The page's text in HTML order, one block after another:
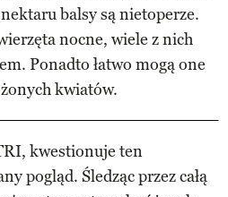
balsy są nietoperze.
nocne, wiele z nich
Ponadto łatwo mogą one
kwiatów.
kwestionuje ten
pogląd. Śledząc przez całą